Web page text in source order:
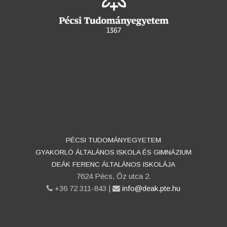
PÉCSI TUDOMÁNYEGYETEM
GYAKORLÓ ÁLTALÁNOS ISKOLA ÉS GIMNÁZIUM
DEÁK FERENC ÁLTALÁNOS ISKOLÁJA
7624 Pécs, Őz utca 2.
phone
+36 72 311-843 | email
info@deak.pte.hu